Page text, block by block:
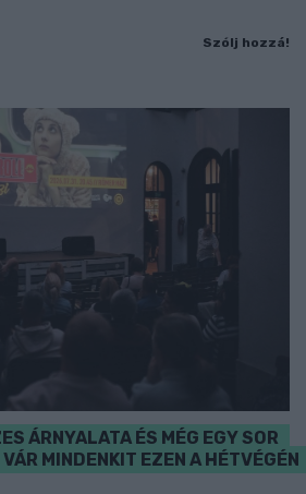
Szólj hozzá!
ÁRNYALATA ÉS MÉG EGY SOR
MINDENKIT EZEN A HÉTVÉGÉN